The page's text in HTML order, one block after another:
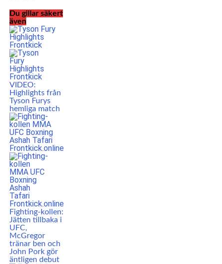
Du gillar säkert
även
VIDEO:
Highlights från
Tyson Furys
hemliga match
Fighting-kollen:
Jätten tillbaka i
UFC,
McGregor
tränar ben och
John Pork gör
äntligen debut